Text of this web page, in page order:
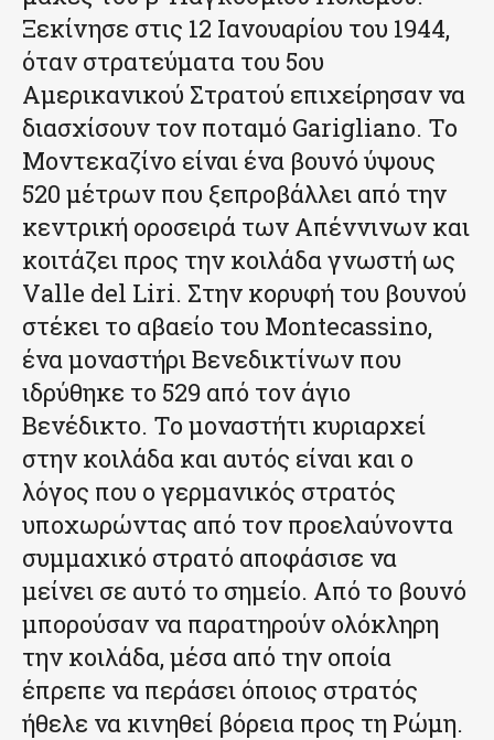
Ξεκίνησε στις 12 Ιανουαρίου του 1944,
όταν στρατεύματα του 5ου
Αμερικανικού Στρατού επιχείρησαν να
διασχίσουν τον ποταμό Garigliano. Το
Μοντεκαζίνο είναι ένα βουνό ύψους
520 μέτρων που ξεπροβάλλει από την
κεντρική οροσειρά των Απέννινων και
κοιτάζει προς την κοιλάδα γνωστή ως
Valle del Liri. Στην κορυφή του βουνού
στέκει το αβαείο του Montecassino,
ένα μοναστήρι Βενεδικτίνων που
ιδρύθηκε το 529 από τον άγιο
Βενέδικτο. Το μοναστήτι κυριαρχεί
στην κοιλάδα και αυτός είναι και ο
λόγος που ο γερμανικός στρατός
υποχωρώντας από τον προελαύνοντα
συμμαχικό στρατό αποφάσισε να
μείνει σε αυτό το σημείο. Από το βουνό
μπορούσαν να παρατηρούν ολόκληρη
την κοιλάδα, μέσα από την οποία
έπρεπε να περάσει όποιος στρατός
ήθελε να κινηθεί βόρεια προς τη Ρώμη.